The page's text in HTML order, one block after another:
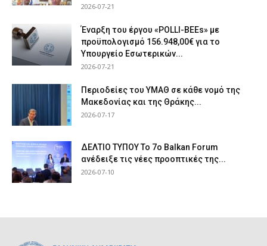
2026-07-21
Έναρξη του έργου «POLLI-BEEs» με
προϋπολογισμό 156.948,00€ για το
Υπουργείο Εσωτερικών...
2026-07-21
Περιοδείες του ΥΜΑΘ σε κάθε νομό της
Μακεδονίας και της Θράκης...
2026-07-17
ΔΕΛΤΙΟ ΤΥΠΟΥ Το 7ο Balkan Forum
ανέδειξε τις νέες προοπτικές της...
2026-07-10